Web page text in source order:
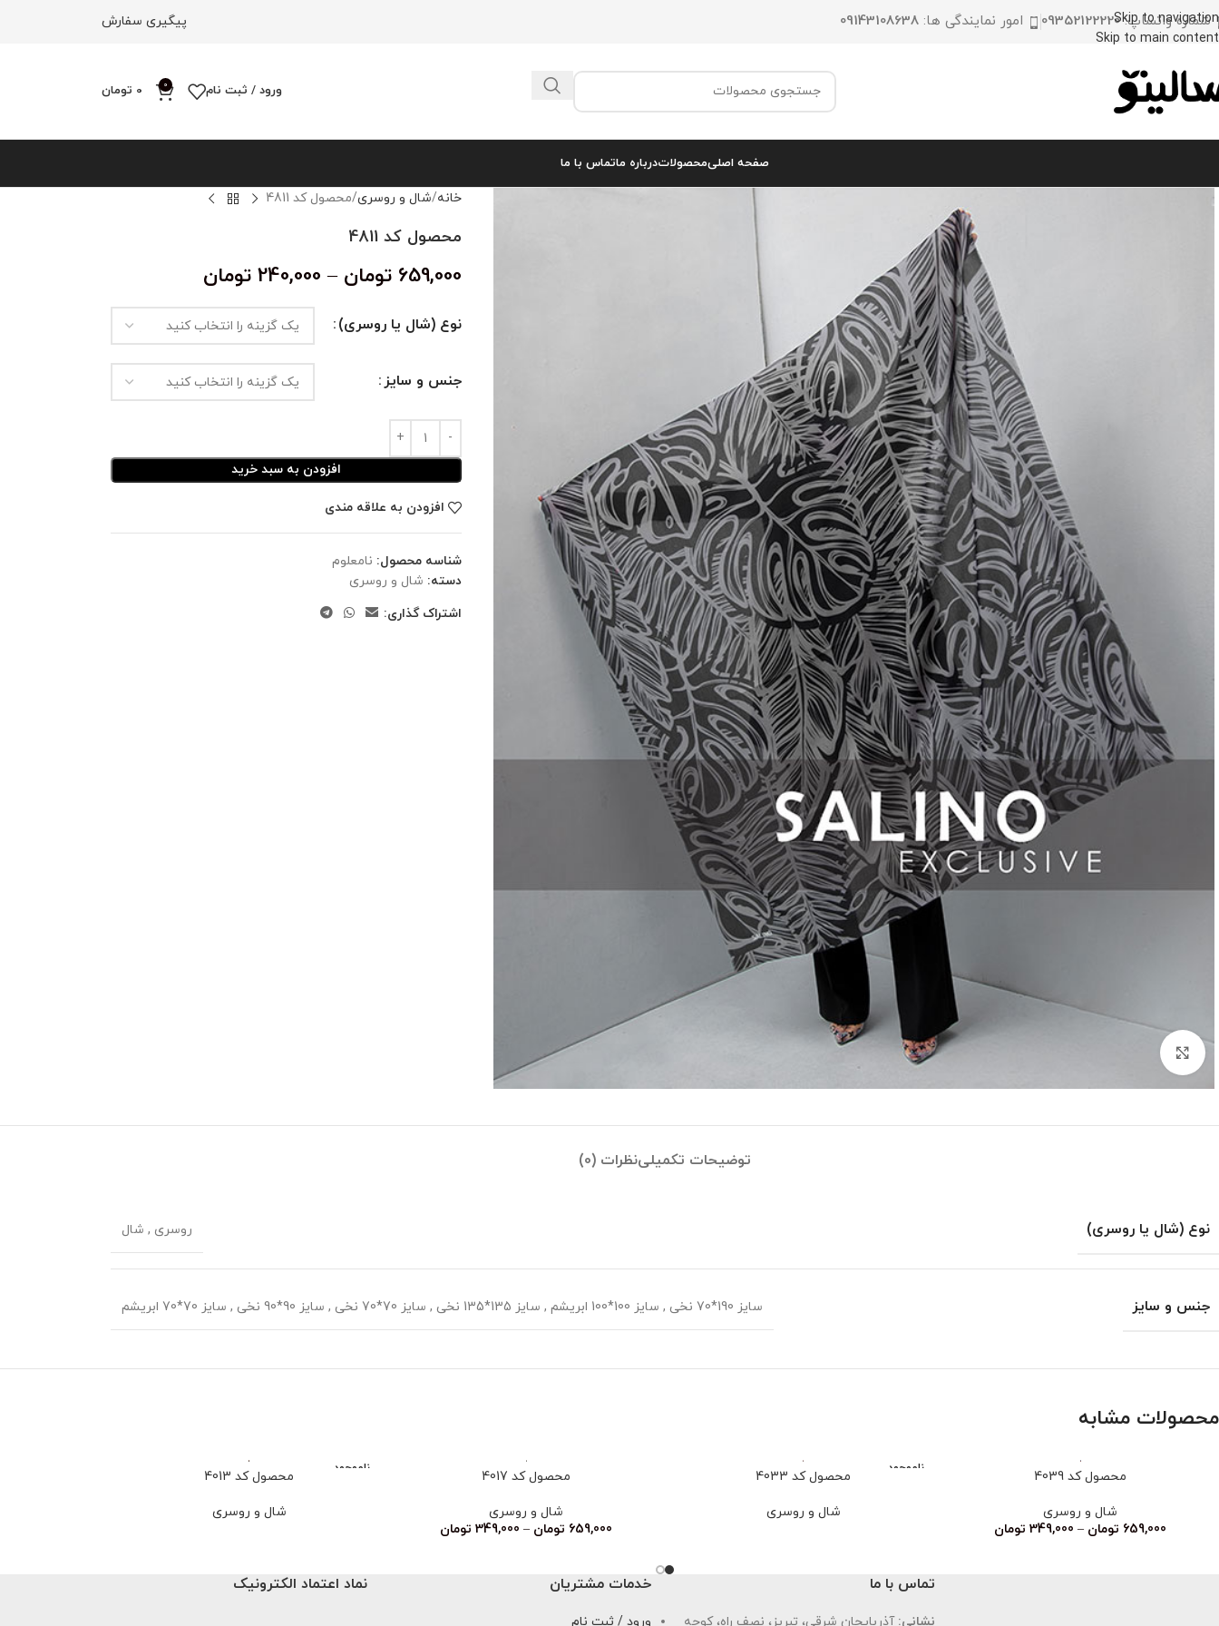
Skip to navigation
Skip to main content
شماره واتساپ:09352122220 امور نمایندگی ها: 09143108638 پیگیری سفارش
ورود / ثبت نام 0
0 تومان
صفحه اصلیمحصولاتدرباره ماتماس با ما
خانه شال و روسری محصول کد 4811
محصول کد 4811
659,000 تومان –
240,000 تومان
نوع (شال یا روسری)
جنس و سایز
افزودن به سبد خرید
افزودن به علاقه مندی
شناسه محصول: نامعلوم
دسته: شال و روسری
اشتراک گذاری:
توضیحات تکمیلینظرات (0)
نوع (شال یا روسری) روسری , شال
جنس و سایز سایز 190*70 نخی , سایز 100*100 ابریشم , سایز 135*135 نخی , سایز 70*70 نخی , سایز 90*90 نخی , سایز 70*70 ابریشم
محصولات مشابه
محصول کد 4039
شال و روسری
659,000 تومان –
349,000 تومان
ناموجود محصول کد 4033
شال و روسری
محصول کد 4017
شال و روسری
659,000 تومان –
349,000 تومان
ناموجود محصول کد 4013
شال و روسری
تماس با ما
نشانی: آذربایجان شرقی، تبریز، نصف راه، کوچه
خدمات مشتریان
ورود / ثبت نام
نماد اعتماد الکترونیک